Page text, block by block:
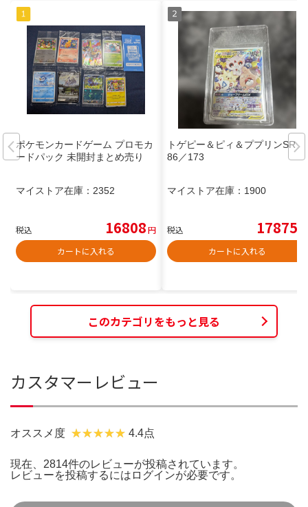
ポケモンカードゲーム プロモカ
ードパック 未開封まとめ売り
マイストア在庫： 2352
税込 16808円
カートに入れる
トゲピー＆ピィ＆ププリンSR 1
86／173
マイストア在庫： 1900
税込 17875
カートに入れる
このカテゴリをもっと見る
カスタマーレビュー
オススメ度 4.4点
現在、2814件のレビューが投稿されています。
レビューを投稿するには ログインが必要です。